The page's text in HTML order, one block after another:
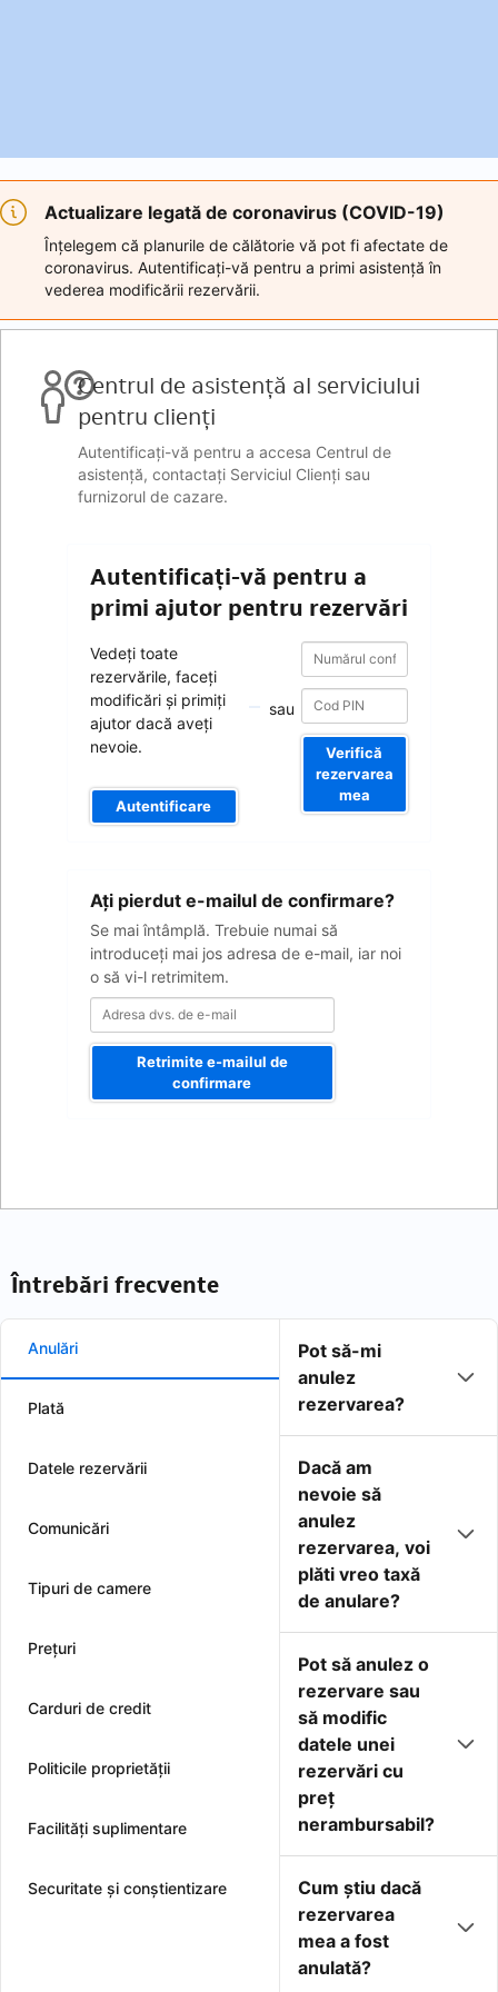
Actualizare legată de coronavirus (COVID-19)
Înțelegem că planurile de călătorie vă pot fi afectate de
coronavirus. Autentificați-vă pentru a primi asistență în
vederea modificării rezervării.
Centrul de asistență al serviciului
pentru clienți
Autentificați-vă pentru a accesa Centrul de
asistență, contactați Serviciul Clienți sau
furnizorul de cazare.
Autentificați-vă pentru a
primi ajutor pentru rezervări
Vedeți toate
rezervările, faceți
modificări și primiți
ajutor dacă aveți
nevoie.
Autentificare
sau
Numărul
confirmării
Numărul
confirmării
Verifică
rezervarea
mea
Aţi pierdut e-mailul de confirmare?
Se mai întâmplă. Trebuie numai să
introduceţi mai jos adresa de e-mail, iar noi
o să vi-l retrimitem.
Retrimite e-mailul de
confirmare
Întrebări frecvente
Anulări
Plată
Datele rezervării
Comunicări
Tipuri de camere
Preţuri
Carduri de credit
Politicile proprietății
Facilităţi suplimentare
Securitate și conștientizare
Pot să-mi
anulez
rezervarea?
Dacă am
nevoie să
anulez
rezervarea, voi
plăti vreo taxă
de anulare?
Pot să anulez o
rezervare sau
să modific
datele unei
rezervări cu
preţ
nerambursabil?
Cum ştiu dacă
rezervarea
mea a fost
anulată?